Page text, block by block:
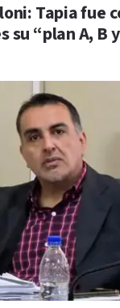
Tapia fue
su “plan A, B